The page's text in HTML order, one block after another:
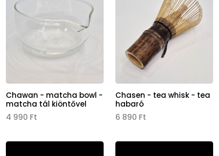
Chawan - matcha bowl -
matcha tál kiöntővel
4 990 Ft
Chasen - tea whisk - tea
habaró
6 890 Ft
Kép Kép